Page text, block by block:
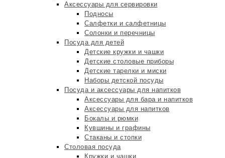
Аксессуары для сервировки
Подносы
Салфетки и салфетницы
Солонки и перечницы
Посуда для детей
Детские кружки и чашки
Детские столовые приборы
Детские тарелки и миски
Наборы детской посуды
Посуда и аксессуары для напитков
Аксессуары для бара и напитков
Аксессуары для напитков
Бокалы и рюмки
Кувшины и графины
Стаканы и стопки
Столовая посуда
Кружки и чашки